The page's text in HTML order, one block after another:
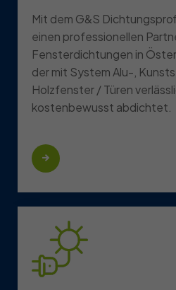
Mit dem G&S
einen professionellen
Fensterdichtungen in
der mit System Alu-,
Holzfenster / Türen
kostenbewusst abdichtet.